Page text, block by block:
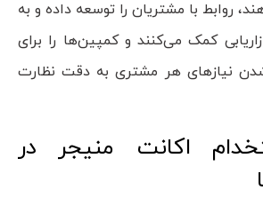
روابط با مشتریان را توسعه داده و به
کمک می‌کنند و کمپین‌ها را برای
نیازهای هر مشتری به دقت نظارت
اکانت منیجر در